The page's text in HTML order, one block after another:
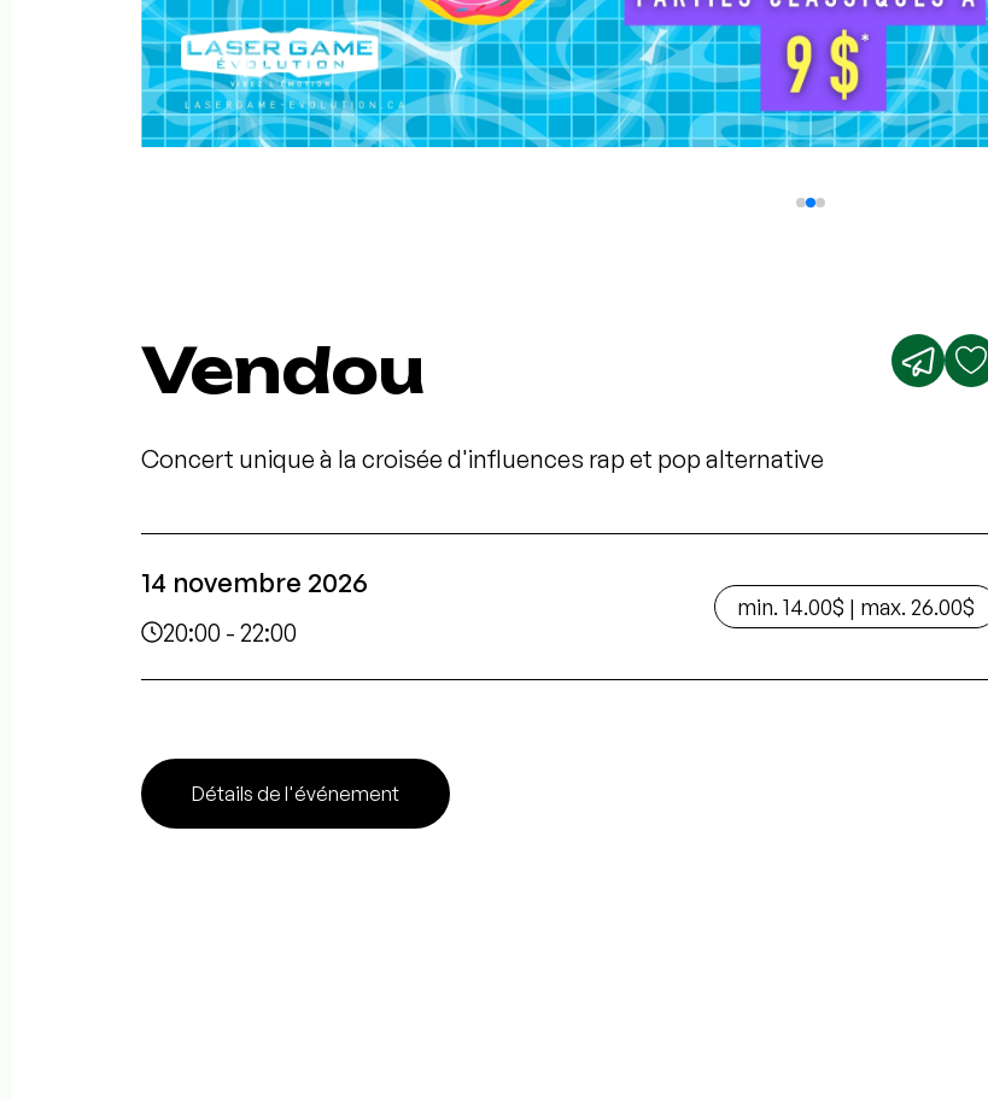
Vendou
Concert unique à la croisée d'influences rap et pop alternative
14 novembre 2026
20:00 - 22:00
min. 14.00$ | max. 26.00$
Détails de l'événement